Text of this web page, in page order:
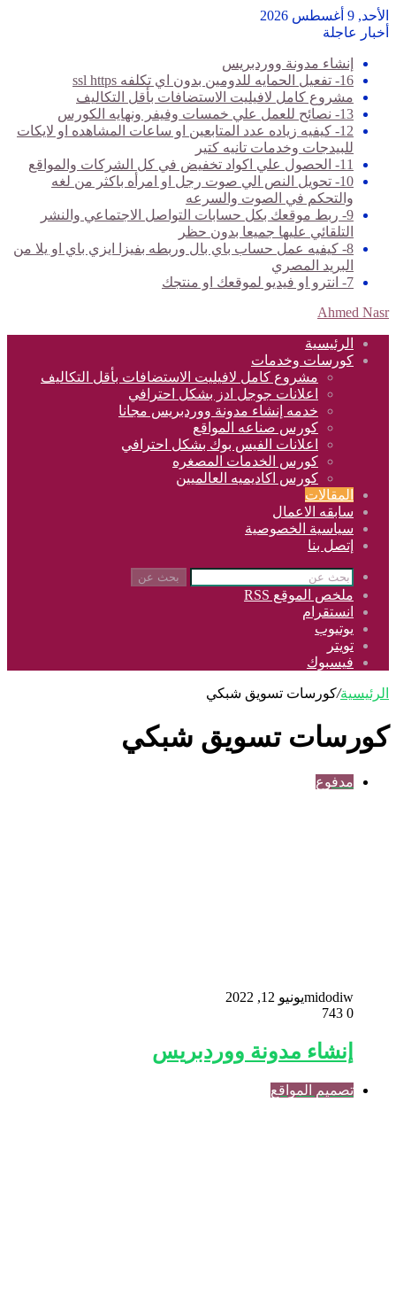
الأحد, 9 أغسطس 2026
أخبار عاجلة
إنشاء مدونة ووردبريس
16- تفعيل الحمايه للدومين بدون اي تكلفه ssl https
مشروع كامل لافيليت الاستضافات بأقل التكاليف
13- نصائح للعمل علي خمسات وفيفر ونهايه الكورس
12- كيفيه زياده عدد المتابعين او ساعات المشاهده او لايكات
للبيدجات وخدمات تانيه كتير
11- الحصول علي اكواد تخفيض في كل الشركات والمواقع
10- تحويل النص الي صوت رجل او امرأه باكثر من لغه
والتحكم في الصوت والسرعه
9- ربط موقعك بكل حسابات التواصل الاجتماعي والنشر
التلقائي عليها جميعا بدون حظر
8- كيفيه عمل حساب باي بال وربطه بفيزا ايزي باي او يلا من
البريد المصري
7- انترو او فيديو لموقعك او منتجك
Ahmed Nasr
الرئيسية
كورسات وخدمات
مشروع كامل لافيليت الاستضافات بأقل التكاليف
اعلانات جوجل ادز بشكل احترافي
خدمه إنشاء مدونة ووردبريس مجانا
كورس صناعه المواقع
اعلانات الفيس بوك بشكل احترافي
كورس الخدمات المصغره
كورس اكاديميه العالميين
المقالات
سابقه الاعمال
سياسية الخصوصية
إتصل بنا
بحث عن
ملخص الموقع RSS
انستقرام
يوتيوب
تويتر
فيسبوك
الرئيسية/كورسات تسويق شبكي
كورسات تسويق شبكي
مدفوع
midodiwيونيو 12, 2022
0
إنشاء مدونة ووردبريس
تصميم المواقع